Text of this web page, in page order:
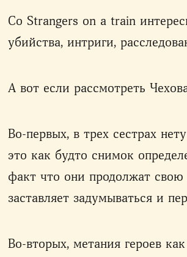
Со Strangers on a train
убийства, интриги,
А вот если рассмотреть
Во-первых, в трех сестрах
это как будто снимок
факт что они продолжат свою
заставляет задумываться и
Во-вторых, метания героев